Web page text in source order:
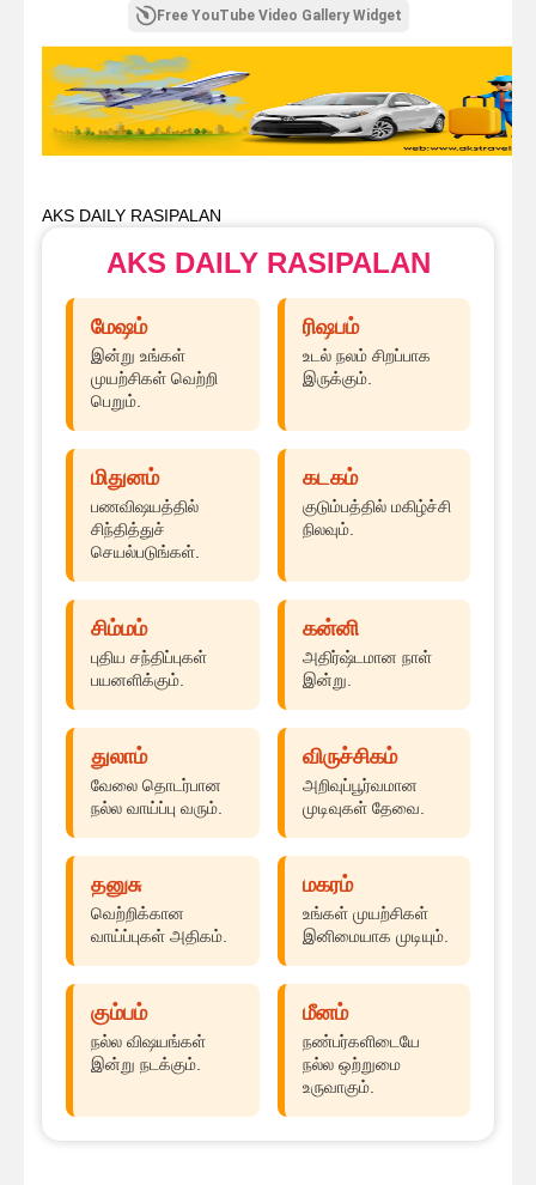
Free YouTube Video Gallery Widget
AKS DAILY RASIPALAN
AKS DAILY RASIPALAN
மேஷம்
இன்று உங்கள்
முயற்சிகள் வெற்றி
பெறும்.
ரிஷபம்
உடல் நலம் சிறப்பாக
இருக்கும்.
மிதுனம்
பணவிஷயத்தில்
சிந்தித்துச்
செயல்படுங்கள்.
கடகம்
குடும்பத்தில் மகிழ்ச்சி
நிலவும்.
சிம்மம்
புதிய சந்திப்புகள்
பயனளிக்கும்.
கன்னி
அதிர்ஷ்டமான நாள்
இன்று.
துலாம்
வேலை தொடர்பான
நல்ல வாய்ப்பு வரும்.
விருச்சிகம்
அறிவுப்பூர்வமான
முடிவுகள் தேவை.
தனுசு
வெற்றிக்கான
வாய்ப்புகள் அதிகம்.
மகரம்
உங்கள் முயற்சிகள்
இனிமையாக முடியும்.
கும்பம்
நல்ல விஷயங்கள்
இன்று நடக்கும்.
மீனம்
நண்பர்களிடையே
நல்ல ஒற்றுமை
உருவாகும்.